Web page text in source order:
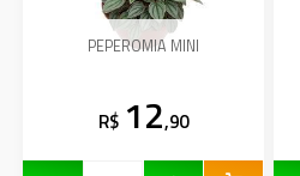
PEPEROMIA MINI
R$ 12,90